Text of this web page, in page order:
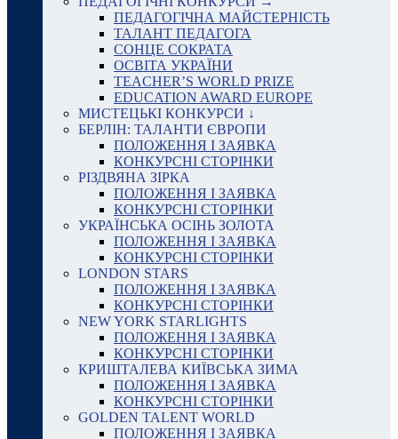
ПЕДАГОГІЧНА МАЙСТЕРНІСТЬ
ТАЛАНТ ПЕДАГОГА
СОНЦЕ СОКРАТА
ОСВІТА УКРАЇНИ
TEACHER’S WORLD PRIZE
EDUCATION AWARD EUROPE
МИСТЕЦЬКІ КОНКУРСИ ↓
БЕРЛІН: ТАЛАНТИ ЄВРОПИ
ПОЛОЖЕННЯ І ЗАЯВКА
КОНКУРСНІ СТОРІНКИ
РІЗДВЯНА ЗІРКА
ПОЛОЖЕННЯ І ЗАЯВКА
КОНКУРСНІ СТОРІНКИ
УКРАЇНСЬКА ОСІНЬ ЗОЛОТА
ПОЛОЖЕННЯ І ЗАЯВКА
КОНКУРСНІ СТОРІНКИ
LONDON STARS
ПОЛОЖЕННЯ І ЗАЯВКА
КОНКУРСНІ СТОРІНКИ
NEW YORK STARLIGHTS
ПОЛОЖЕННЯ І ЗАЯВКА
КОНКУРСНІ СТОРІНКИ
КРИШТАЛЕВА КИЇВСЬКА ЗИМА
ПОЛОЖЕННЯ І ЗАЯВКА
КОНКУРСНІ СТОРІНКИ
GOLDEN TALENT WORLD
ПОЛОЖЕННЯ І ЗАЯВКА